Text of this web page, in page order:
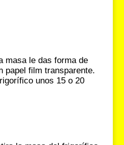
masa le das forma de
papel film transparente.
unos 15 o 20